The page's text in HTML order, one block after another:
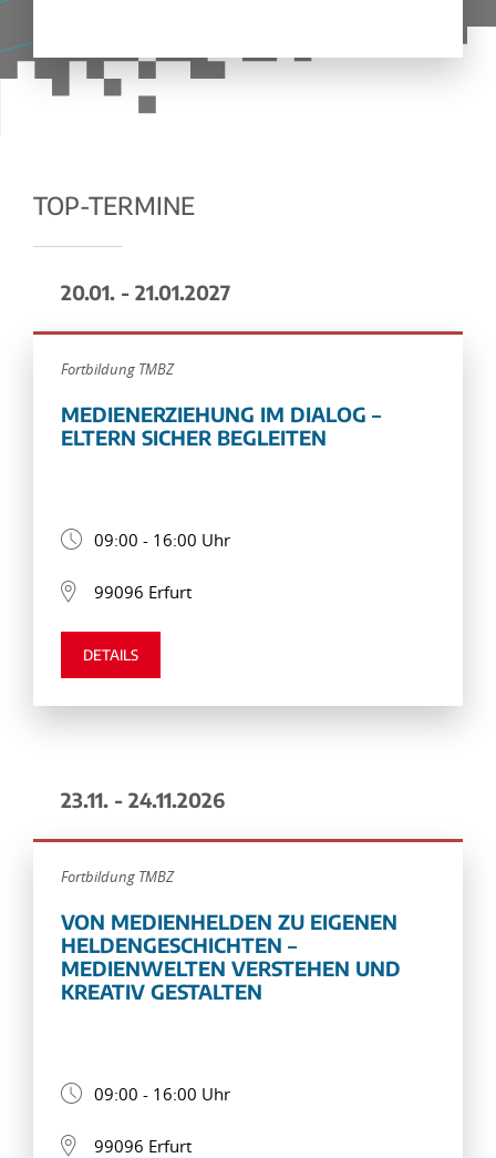
TOP-TERMINE
20.01. - 21.01.2027
Fortbildung TMBZ
MEDIENERZIEHUNG IM DIALOG –
ELTERN SICHER BEGLEITEN
09:00 - 16:00 Uhr
99096 Erfurt
DETAILS
23.11. - 24.11.2026
Fortbildung TMBZ
VON MEDIENHELDEN ZU EIGENEN
HELDENGESCHICHTEN –
MEDIENWELTEN VERSTEHEN UND
KREATIV GESTALTEN
09:00 - 16:00 Uhr
99096 Erfurt